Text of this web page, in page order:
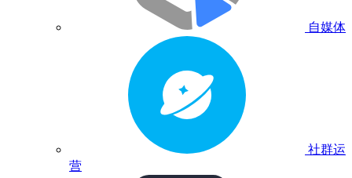
自媒体
社群运
营